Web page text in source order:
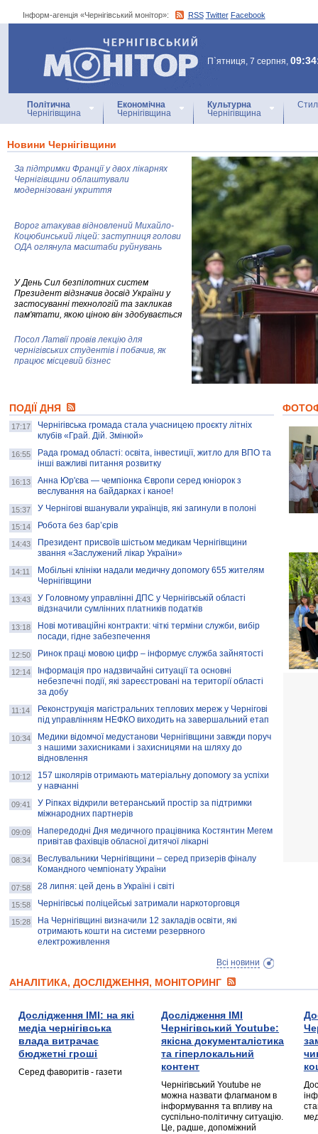
Інформ-агенція «Чернігівський монітор»: RSS Twitter Facebook
Інформ-агенція
«Чернігівський монітор»
П`ятниця, 7 серпня,
Політична
Чернігівщина
Економічна
Чернігівщина
Культурна
Чернігівщина
Новини Чернігівщини
За підтримки Франції у двох лікарнях
Чернігівщини облаштували
модернізовані укриття
Ворог атакував відновлений Михайло-
Коцюбинський ліцей: заступниця голови
ОДА оглянула масштаби руйнувань
У День Сил безпілотних систем
Президент відзначив досвід України у
застосуванні технологій та закликав
пам'ятати, якою ціною він здобувається
Посол Латвії провів лекцію для
чернігівських студентів і побачив, як
працює місцевий бізнес
колекцію про війну, емоції та тварин
AB InBev Efes Україна підтримала
навчальний проєкт "Молодіжна бізнес-
школа", спрямований на розвиток
підприємництва у Чернігівській області
Золота тварина: видання Forbes
написало про чернігівця Патрона: хто і
скільки на ньому заробляє? І куди
витрачають?
ПОДІЇ ДНЯ
17:17
Чернігівська громада стала учасницею проєкту літніх
клубів «Грай. Дій. Змінюй»
16:55
Рада громад області: освіта, інвестиції, житло для ВПО та
інші важливі питання розвитку
16:13
Анна Юр'єва — чемпіонка Європи серед юніорок з
веслування на байдарках і каное!
15:37 У Чернігові вшанували українців, які загинули в полоні
15:14 Робота без бар’єрів
14:43
Президент присвоїв шістьом медикам Чернігівщини
звання «Заслужений лікар України»
14:11
Мобільні клініки надали медичну допомогу 655 жителям
Чернігівщини
13:43
У Головному управлінні ДПС у Чернігівській області
відзначили сумлінних платників податків
13:18
Нові мотиваційні контракти: чіткі терміни служби, вибір
посади, гідне забезпечення
12:50 Ринок праці мовою цифр – інформує служба зайнятості
12:14
Інформація про надзвичайні ситуації та основні
небезпечні події, які зареєстровані на території області
за добу
11:14
Реконструкція магістральних теплових мереж у Чернігові
під управлінням НЕФКО виходить на завершальний етап
10:34
Медики відомчої медустанови Чернігівщини завжди поруч
з нашими захисниками і захисницями на шляху до
відновлення
10:12
157 школярів отримають матеріальну допомогу за успіхи
у навчанні
09:41
У Ріпках відкрили ветеранський простір за підтримки
міжнародних партнерів
09:09
Напередодні Дня медичного працівника Костянтин Мегем
привітав фахівців обласної дитячої лікарні
08:34
Веслувальники Чернігівщини – серед призерів фіналу
Командного чемпіонату України
07:58 28 липня: цей день в Україні і світі
15:58 Чернігівські поліцейські затримали наркоторговця
15:28
На Чернігівщині визначили 12 закладів освіти, які
отримають кошти на системи резервного
електроживлення
Всі новини
АНАЛІТИКА, ДОСЛІДЖЕННЯ, МОНІТОРИНГ
Дослідження ІМІ: на які
медіа чернігівська
влада витрачає
бюджетні гроші
Серед фаворитів - газети
Дослідження ІМІ
Чернігівський Youtube:
якісна документалістика
та гіперлокальний
контент
Чернігівський Youtube не
можна назвати флагманом в
інформування та впливу на
суспільно-політичну ситуацію.
Це, радше, допоміжний